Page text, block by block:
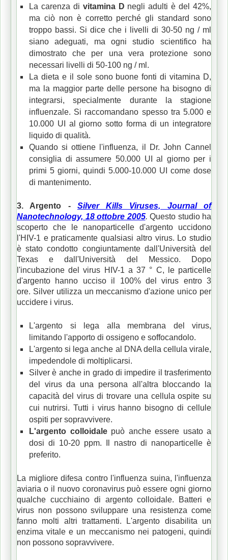
La carenza di vitamina D negli adulti è del 42%,
ma ciò non è corretto perché gli standard sono
troppo bassi. Si dice che i livelli di 30-50 ng / ml
siano adeguati, ma ogni studio scientifico ha
dimostrato che per una vera protezione sono
necessari livelli di 50-100 ng / ml.
La dieta e il sole sono buone fonti di vitamina D,
ma la maggior parte delle persone ha bisogno di
integrarsi, specialmente durante la stagione
influenzale. Si raccomandano spesso tra 5.000 e
10.000 UI al giorno sotto forma di un integratore
liquido di qualità.
Quando si ottiene l'influenza, il Dr. John Cannel
consiglia di assumere 50.000 UI al giorno per i
primi 5 giorni, quindi 5.000-10.000 UI come dose
di mantenimento.
3. Argento - Silver Kills Viruses, Journal of
Nanotechnology, 18 ottobre 2005. Questo studio ha
scoperto che le nanoparticelle d'argento uccidono
l'HIV-1 e praticamente qualsiasi altro virus. Lo studio
è stato condotto congiuntamente dall'Università del
Texas e dall'Università del Messico.
Dopo
l'incubazione del virus HIV-1 a 37 ° C, le particelle
d'argento hanno ucciso il 100% del virus entro 3
ore. Silver utilizza un meccanismo d'azione unico per
uccidere i virus.
L'argento si lega alla membrana del virus,
limitando l'apporto di ossigeno e soffocandolo.
L'argento si lega anche al DNA della cellula virale,
impedendole di moltiplicarsi.
Silver è anche in grado di impedire il trasferimento
del virus da una persona all'altra bloccando la
capacità del virus di trovare una cellula ospite su
cui nutrirsi. Tutti i virus hanno bisogno di cellule
ospiti per sopravvivere.
L'argento colloidalepuò anche essere usato a
dosi di 10-20 ppm.
Il nastro di nanoparticelle è
preferito.
La migliore difesa contro l'influenza suina, l'influenza
aviaria o il nuovo coronavirus può essere ogni giorno
qualche cucchiaino di argento colloidale.
Batteri e
virus non possono sviluppare una resistenza come
fanno molti altri trattamenti. L'argento disabilita un
enzima vitale e un meccanismo nei patogeni, quindi
non possono sopravvivere.